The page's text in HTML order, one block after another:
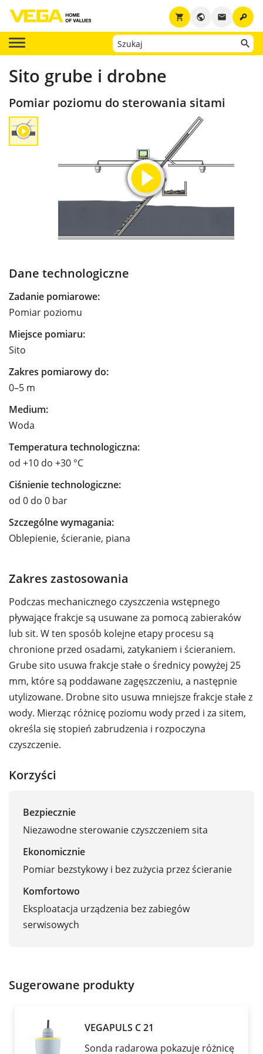
key
email
public
shopping_cart
Sito grube i drobne
Pomiar poziomu do sterowania sitami
Dane technologiczne
Zadanie pomiarowe:
Pomiar poziomu
Miejsce pomiaru:
Sito
Zakres pomiarowy do:
0–5 m
Medium:
Woda
Temperatura technologiczna:
od +10 do +30 °C
Ciśnienie technologiczne:
od 0 do 0 bar
Szczególne wymagania:
Oblepienie, ścieranie, piana
Zakres zastosowania
Podczas mechanicznego czyszczenia wstępnego
pływające frakcje są usuwane za pomocą zabieraków
lub sit. W ten sposób kolejne etapy procesu są
chronione przed osadami, zatykaniem i ścieraniem.
Grube sito usuwa frakcje stałe o średnicy powyżej 25
mm, które są poddawane zagęszczeniu, a następnie
utylizowane. Drobne sito usuwa mniejsze frakcje stałe z
wody. Mierząc różnicę poziomu wody przed i za sitem,
określa się stopień zabrudzenia i rozpoczyna
czyszczenie.
Korzyści
Bezpiecznie
Niezawodne sterowanie czyszczeniem sita
Ekonomicznie
Pomiar bezstykowy i bez zużycia przez ścieranie
Komfortowo
Eksploatacja urządzenia bez zabiegów
serwisowych
Sugerowane produkty
VEGAPULS C 21
Sonda radarowa pokazuje różnicę